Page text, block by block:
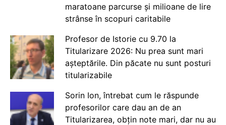
maratoane parcurse și milioane de lire
strânse în scopuri caritabile
Profesor de Istorie cu 9.70 la
Titularizare 2026: Nu prea sunt mari
așteptările. Din păcate nu sunt posturi
titularizabile
Sorin Ion, întrebat cum le răspunde
profesorilor care dau an de an
Titularizarea, obțin note mari, dar nu au